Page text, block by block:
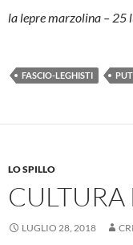
la lepre marzolina – 25
FASCIO-LEGHISTI
LO SPILLO
LUGLIO 28, 2018